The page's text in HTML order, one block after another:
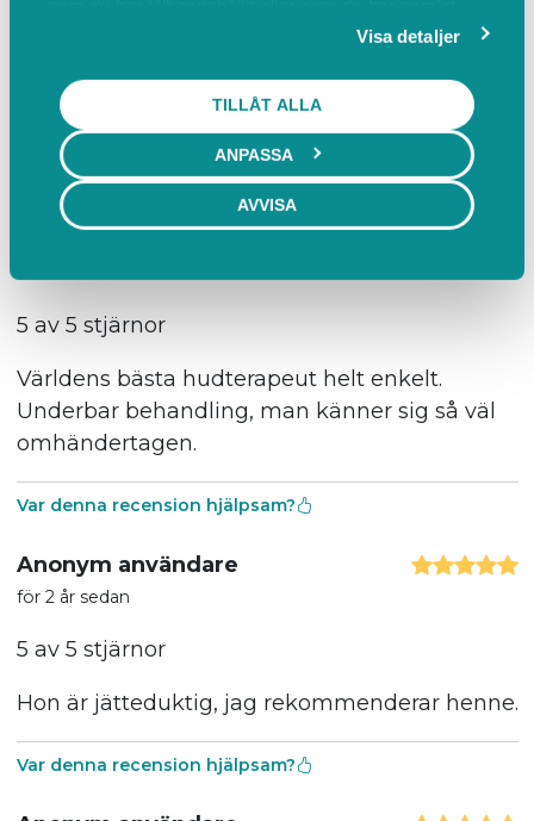
Visa detaljer
TILLÅT ALLA
ANPASSA
AVVISA
Bäst i stan!
Var denna recension hjälpsam?
5 av 5 stjärnor
Världens bästa hudterapeut helt enkelt.
Underbar behandling, man känner sig så väl
omhändertagen.
Var denna recension hjälpsam?
Anonym användare
för 2 år sedan
5 av 5 stjärnor
Hon är jätteduktig, jag rekommenderar henne.
Var denna recension hjälpsam?